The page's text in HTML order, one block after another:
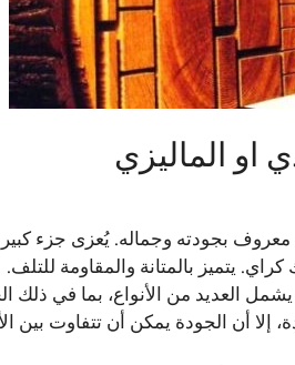
او الماليزي
معروف بجودته وجماله. يُعزى جزء
يتميز بالمتانة والمقاومة للتلف.
العديد من الأنواع، بما في ذلك
إلا أن الجودة يمكن أن تتفاوت بين